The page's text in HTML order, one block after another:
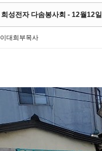
희성전자 다솜봉사회 - 12월12일
이대희부목사